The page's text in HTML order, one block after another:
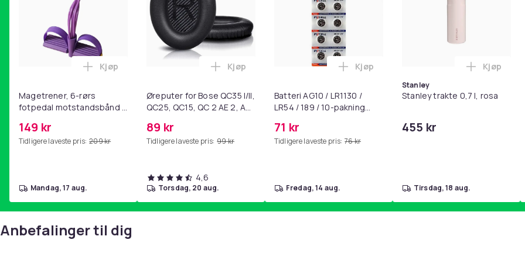
Magetrener, 6-rørs
fotpedal motstandsbånd -
yoga og
hjemmegymnastikk Purple
149 kr
Tidligere laveste pris: 209 kr
Legg Magetrener, 6-rørs fotpedal motstandsbånd - mage- og kjernetrening, yoga og
Kjøp
mandag, 17 aug.
Øreputer for Bose QC35 I/II,
QC25, QC15, QC 2 AE 2, AE
SoundLink Black
89 kr
Tidligere laveste pris: 99 kr
Legg Øreputer for Bose QC35 I/II, QC25, QC15, QC 2 AE 2, AE 2i, AE 2w,
Kjøp
4,6
torsdag, 20 aug.
Batteri AG10 / LR1130 /
LR54 / 189 / 10-pakning
71 kr
Tidligere laveste pris: 76 kr
Legg Batteri AG10 / LR1130 / LR54 / 189
Kjøp
fredag, 14 aug.
Stanley
Stanley trakte 0,7 l, rosa
455 kr
Legg
Kjøp
tirsdag, 18 aug.
Anbefalinger til dig